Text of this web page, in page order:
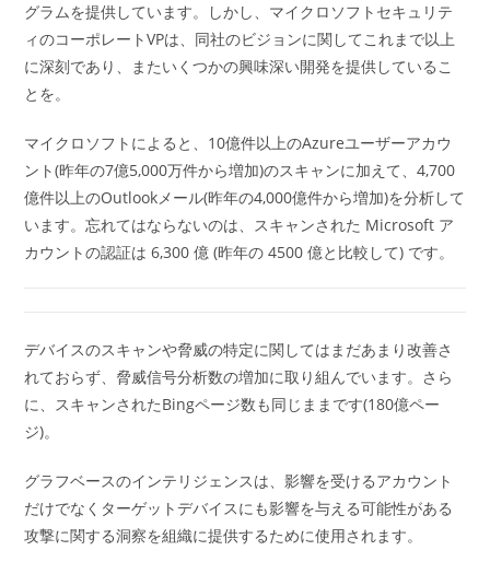
グラムを提供しています。しかし、マイクロソフトセキュリテ
ィのコーポレートVPは、同社のビジョンに関してこれまで以上
に深刻であり、またいくつかの興味深い開発を提供しているこ
とを。
マイクロソフトによると、10億件以上のAzureユーザーアカウ
ント(昨年の7億5,000万件から増加)のスキャンに加えて、4,700
億件以上のOutlookメール(昨年の4,000億件から増加)を分析して
います。忘れてはならないのは、スキャンされた Microsoft ア
カウントの認証は 6,300 億 (昨年の 4500 億と比較して) です。
デバイスのスキャンや脅威の特定に関してはまだあまり改善さ
れておらず、脅威信号分析数の増加に取り組んでいます。さら
に、スキャンされたBingページ数も同じままです(180億ペー
ジ)。
グラフベースのインテリジェンスは、影響を受けるアカウント
だけでなくターゲットデバイスにも影響を与える可能性がある
攻撃に関する洞察を組織に提供するために使用されます。